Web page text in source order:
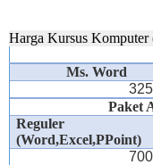
Harga Kursus Komputer
Ms. Word
Paket
Reguler
(Word,Excel,PPoint)